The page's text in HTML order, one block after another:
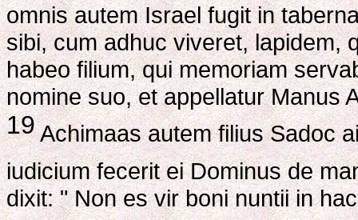
omnis autem Israel fugit in
sibi, cum adhuc viveret, lapidem,
habeo filium, qui memoriam
nomine suo, et appellatur Manus
19Achimaas autem filius Sadoc
iudicium fecerit ei Dominus de
dixit: " Non es vir boni nuntii in